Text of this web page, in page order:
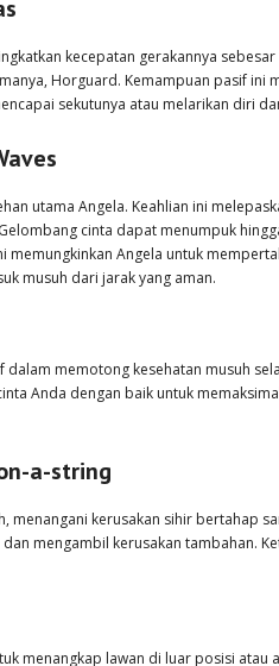
kecepatan gerakannya
Horguard. Kemampuan pasif ini
sekutunya atau melarikan diri
utama Angela. Keahlian ini
cinta dapat menumpuk
Angela untuk
musuh dari jarak yang aman.
dalam memotong kesehatan musuh
Anda dengan baik untuk
a-string
menangani kerusakan sihir bertahap
mengambil kerusakan tambahan.
menangkap lawan di luar posisi atau